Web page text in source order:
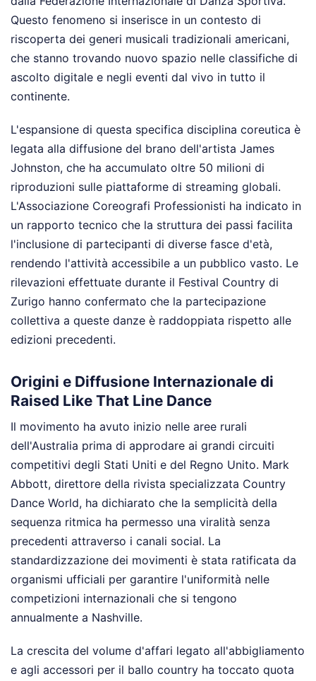
Questo fenomeno si inserisce in un contesto di
riscoperta dei generi musicali tradizionali americani,
che stanno trovando nuovo spazio nelle classifiche di
ascolto digitale e negli eventi dal vivo in tutto il
continente.
L'espansione di questa specifica disciplina coreutica è
legata alla diffusione del brano dell'artista James
Johnston, che ha accumulato oltre 50 milioni di
riproduzioni sulle piattaforme di streaming globali.
L'Associazione Coreografi Professionisti ha indicato in
un rapporto tecnico che la struttura dei passi facilita
l'inclusione di partecipanti di diverse fasce d'età,
rendendo l'attività accessibile a un pubblico vasto. Le
rilevazioni effettuate durante il Festival Country di
Zurigo hanno confermato che la partecipazione
collettiva a queste danze è raddoppiata rispetto alle
edizioni precedenti.
Origini e Diffusione Internazionale di
Raised Like That Line Dance
Il movimento ha avuto inizio nelle aree rurali
dell'Australia prima di approdare ai grandi circuiti
competitivi degli Stati Uniti e del Regno Unito. Mark
Abbott, direttore della rivista specializzata Country
Dance World, ha dichiarato che la semplicità della
sequenza ritmica ha permesso una viralità senza
precedenti attraverso i canali social. La
standardizzazione dei movimenti è stata ratificata da
organismi ufficiali per garantire l'uniformità nelle
competizioni internazionali che si tengono
annualmente a Nashville.
La crescita del volume d'affari legato all'abbigliamento
e agli accessori per il ballo country ha toccato quota